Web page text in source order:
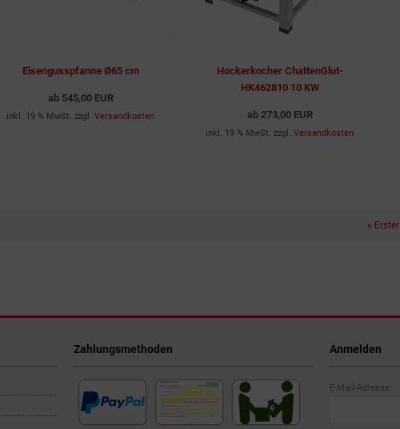
Eisengusspfanne Ø65 cm
ab 545,00 EUR
inkl. 19 % MwSt. zzgl. Versandkosten
Hockerkocher ChattenGlut-
HK462810 10 KW
ab 273,00 EUR
inkl. 19 % MwSt. zzgl. Versandkosten
« Erster
Zahlungsmethoden Anmelden
E-Mail-Adresse: